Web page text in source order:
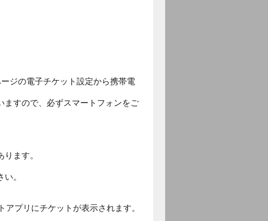
ジの電子チケット設定から携帯電
ますので、必ずスマートフォンをご
ます。
。
プリにチケットが表示されます。